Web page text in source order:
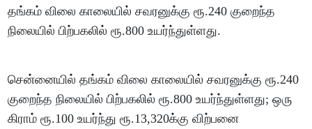
தங்கம் விலை காலையில் சவரனுக்கு ரூ.240 குறைந்த
நிலையில் பிற்பகலில் ரூ.800 உயர்ந்துள்ளது.
சென்னையில் தங்கம் விலை காலையில் சவரனுக்கு ரூ.240
குறைந்த நிலையில் பிற்பகலில் ரூ.800 உயர்ந்துள்ளது; ஒரு
கிராம் ரூ.100 உயர்ந்து ரூ.13,320க்கு விற்பனை